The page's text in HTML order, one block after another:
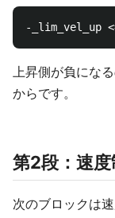
上昇側が負にな
からです。
第2段：速
次のブロックは速